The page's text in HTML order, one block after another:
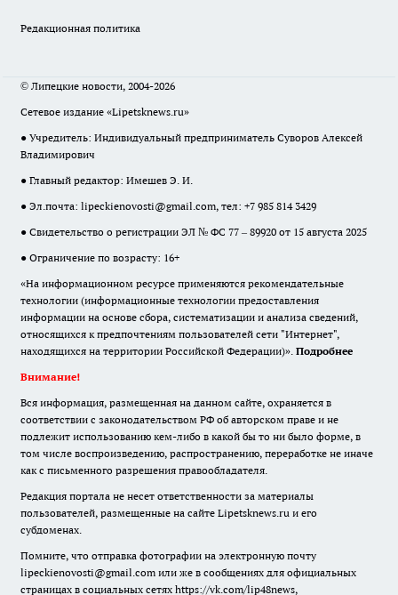
Редакционная политика
© Липецкие новости, 2004-2026
Сетевое издание «Lipetsknews.ru»
● Учредитель: Индивидуальный предприниматель Суворов Алексей
Владимирович
● Главный редактор: Имешев Э. И.
● Эл.почта: lipeckienovosti@gmail.com, тел: +7 985 814 3429
● Свидетельство о регистрации ЭЛ № ФС 77 – 89920 от 15 августа 2025
● Ограничение по возрасту: 16+
«На информационном ресурсе применяются рекомендательные
технологии (информационные технологии предоставления
информации на основе сбора, систематизации и анализа сведений,
относящихся к предпочтениям пользователей сети "Интернет",
находящихся на территории Российской Федерации)». Подробнее
Внимание!
Вся информация, размещенная на данном сайте, охраняется в
соответствии с законодательством РФ об авторском праве и не
подлежит использованию кем-либо в какой бы то ни было форме, в
том числе воспроизведению, распространению, переработке не иначе
как с письменного разрешения правообладателя.
Редакция портала не несет ответственности за материалы
пользователей, размещенные на сайте Lipetsknews.ru и его
субдоменах.
Помните, что отправка фотографии на электронную почту
lipeckienovosti@gmail.com или же в сообщениях для официальных
страницах в социальных сетях https://vk.com/lip48news,